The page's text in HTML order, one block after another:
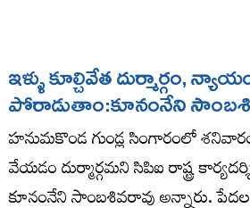
ఇళ్ళు కూల్చివేత దుర్మార్గం,
పోరాడుతాం:కూనంనేని
హనుమకొండ గుండ్ల సింగారంలో
వేయడం దుర్మార్గమని సిపిఐ రాష్ట్ర
కూనంనేని సాంబశివరావు అన్నారు. పేదల